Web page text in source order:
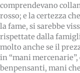
comprendevano
rosso; e la certezza
la fame, si sarebbe
rispettate dalla
molto anche se il
in “mani
benpensanti, mani